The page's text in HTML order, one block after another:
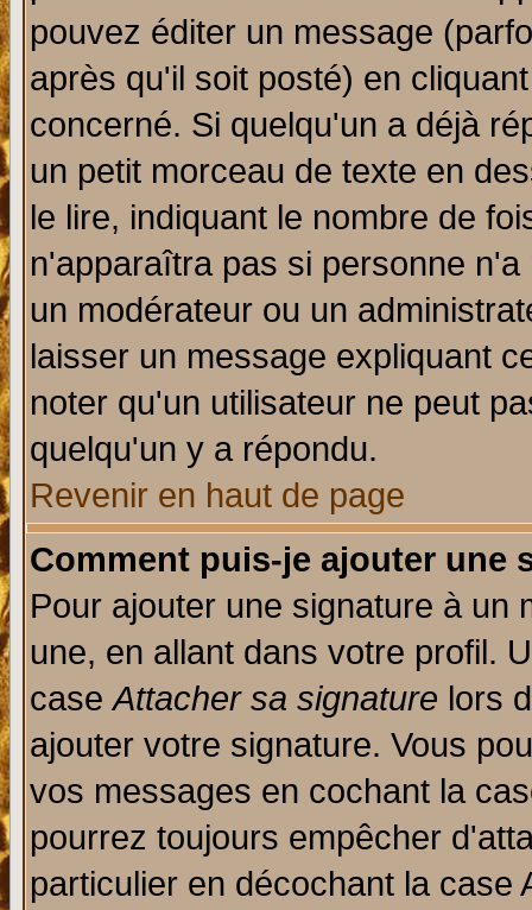
pouvez éditer un message
après qu'il soit posté) en
concerné. Si quelqu'un a déjà
un petit morceau de texte en
le lire, indiquant le nombre de
n'apparaîtra pas si personne
un modérateur ou un
laisser un message expliquant
noter qu'un utilisateur ne peut
quelqu'un y a répondu.
Revenir en haut de page
Comment puis-je ajouter une
Pour ajouter une signature à un
une, en allant dans votre profil.
caseAttacher sa signature lors
ajouter votre signature. Vous
vos messages en cochant la
pourrez toujours empêcher
particulier en décochant la